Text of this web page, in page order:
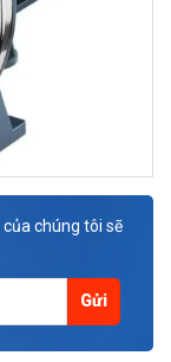
của chúng tôi sẽ